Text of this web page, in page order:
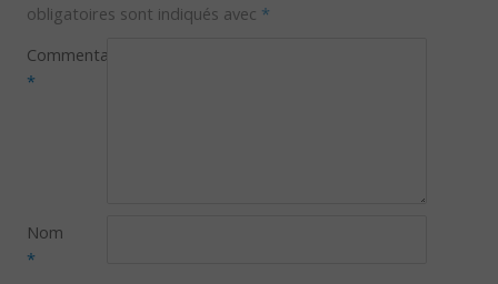
obligatoires sont indiqués avec *
Commentaire
*
Nom
*